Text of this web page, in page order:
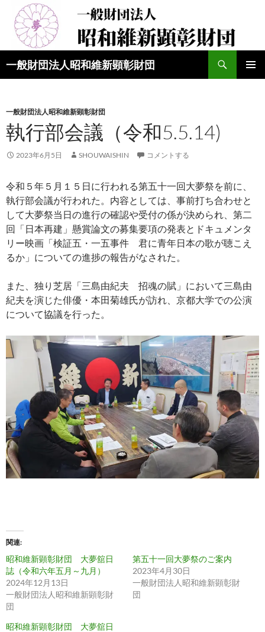
一般財団法人昭和維新顕彰財団
ン
ツ
へ
キ
プ
一般財団法人昭和維新顕彰財団
執行部会議（令和5.5.14)
2023年6月5日 SHOUWAISHIN コメントする
令和５年５月１５日に行われる第五十一回大夢祭を前に、
執行部会議が行われた。内容としては、事前打ち合わせと
して大夢祭当日の進行の確認や受付の係が決められ、第二
回「日本再建」懸賞論文の募集要項の発表とドキュメンタ
リー映画「検証五・一五事件 君に青年日本の歌が聴こえ
るか」についての進捗の報告がなされた。
また、独り芝居「三島由紀夫 招魂の賦」において三島由
紀夫を演じた俳優・本田菊雄氏が訪れ、京都大学での公演
について協議を行った。
関連
昭和維新顕彰財団 大夢舘日
誌（令和六年五月～九月）
2024年12月13日
一般財団法人昭和維新顕彰財
団
第五十一回大夢祭のご案内
2023年4月30日
一般財団法人昭和維新顕彰財
団
昭和維新顕彰財団 大夢舘日